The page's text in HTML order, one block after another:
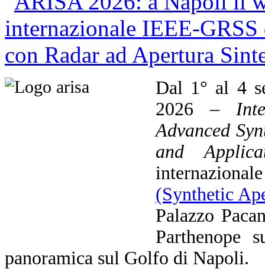
Dal 1° al 4
2026 –
Advanced
and
(Synthetic
Palazzo
Parthenope
panoramica sul Golfo di Napoli.